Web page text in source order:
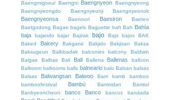
Baengmigoeul Baengni Baengnyeon Baengnyeong
Baengnyeongdo
Baengnyeonji Baengnyeonok
Baengnyeonsa Baennori Baesiron
Baeteo
Baetgodong Bagae bagels Baguette bah Bah Bahía
baja
bajando bajar Bajirak bajo Bajo bajos
BAK
Baked
Bakery Bakgane Bakjido Bakjisan
Baksa
Baksugeun
Balbbadak balconies balcony
Baldwin
Balgae
Balhae Bali Ball Ballena Ballenas
balloon
Ballroom ballrooms balls balneario balo Balsan balsas
Balsas
Balwangsan Balwoo Bam bamb
bamboo
bamboofestival
Bambú Bamnidan
Bamtol
Banbyeoncheon
banco Banco bancos bandada